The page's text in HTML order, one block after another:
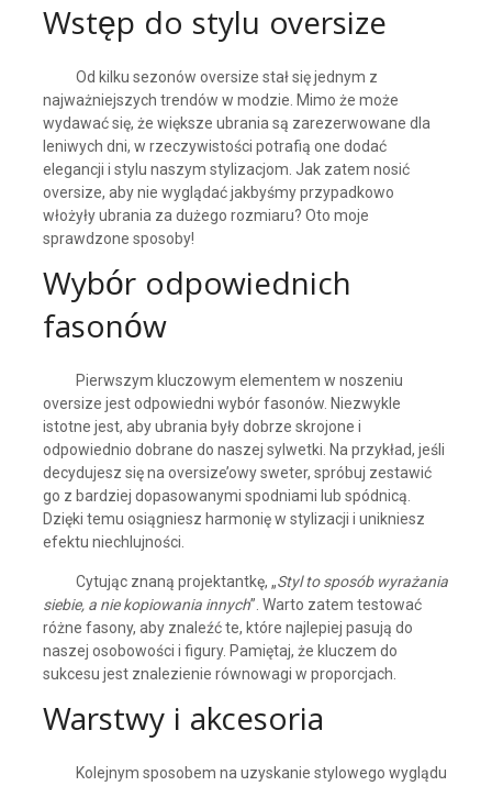
Wstęp do stylu oversize
Od kilku sezonów oversize stał się jednym z
najważniejszych trendów w modzie. Mimo że może
wydawać się, że większe ubrania są zarezerwowane dla
leniwych dni, w rzeczywistości potrafią one dodać
elegancji i stylu naszym stylizacjom. Jak zatem nosić
oversize, aby nie wyglądać jakbyśmy przypadkowo
włożyły ubrania za dużego rozmiaru? Oto moje
sprawdzone sposoby!
Wybór odpowiednich
fasonów
Pierwszym kluczowym elementem w noszeniu
oversize jest odpowiedni wybór fasonów. Niezwykle
istotne jest, aby ubrania były dobrze skrojone i
odpowiednio dobrane do naszej sylwetki. Na przykład, jeśli
decydujesz się na oversize’owy sweter, spróbuj zestawić
go z bardziej dopasowanymi spodniami lub spódnicą.
Dzięki temu osiągniesz harmonię w stylizacji i unikniesz
efektu niechlujności.
Cytując znaną projektantkę, „Styl to sposób wyrażania
siebie, a nie kopiowania innych”. Warto zatem testować
różne fasony, aby znaleźć te, które najlepiej pasują do
naszej osobowości i figury. Pamiętaj, że kluczem do
sukcesu jest znalezienie równowagi w proporcjach.
Warstwy i akcesoria
Kolejnym sposobem na uzyskanie stylowego wyglądu